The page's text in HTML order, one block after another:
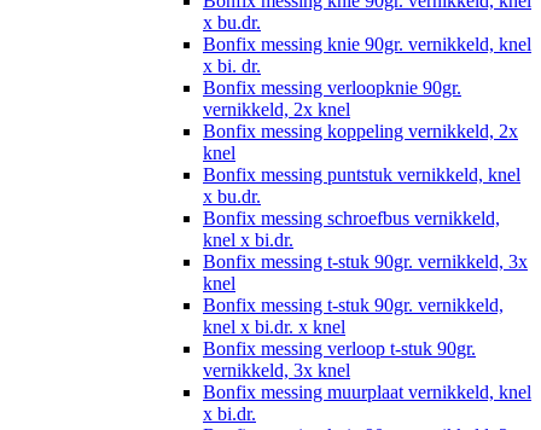
x bu.dr.
Bonfix messing knie 90gr. vernikkeld, knel
x bi. dr.
Bonfix messing verloopknie 90gr.
vernikkeld, 2x knel
Bonfix messing koppeling vernikkeld, 2x
knel
Bonfix messing puntstuk vernikkeld, knel
x bu.dr.
Bonfix messing schroefbus vernikkeld,
knel x bi.dr.
Bonfix messing t-stuk 90gr. vernikkeld, 3x
knel
Bonfix messing t-stuk 90gr. vernikkeld,
knel x bi.dr. x knel
Bonfix messing verloop t-stuk 90gr.
vernikkeld, 3x knel
Bonfix messing muurplaat vernikkeld, knel
x bi.dr.